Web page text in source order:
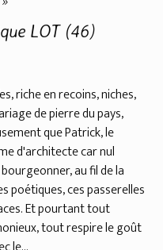
LOT (46)
riche en recoins, niches,
de pierre du pays,
que Patrick, le
d'architecte car nul
au fil de la
poétiques, ces passerelles
Et pourtant tout
tout respire le goût